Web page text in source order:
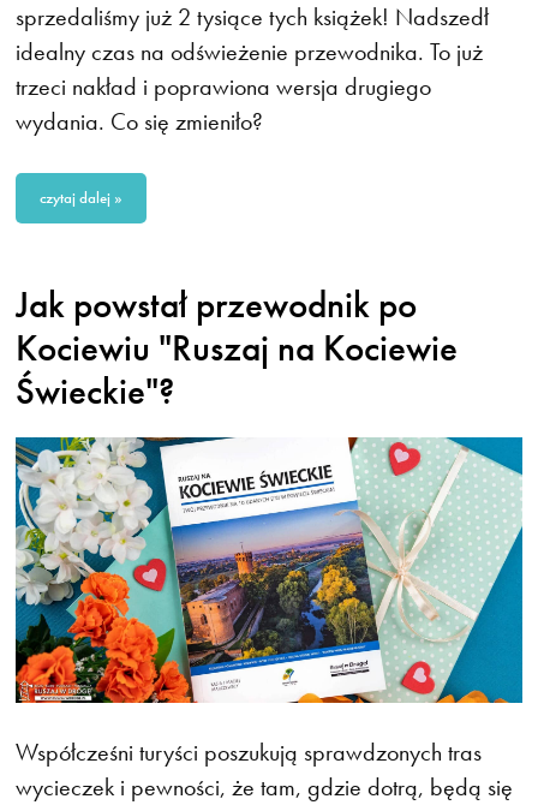
sprzedaliśmy już 2 tysiące tych książek! Nadszedł
idealny czas na odświeżenie przewodnika. To już
trzeci nakład i poprawiona wersja drugiego
wydania. Co się zmieniło?
czytaj dalej »
Jak powstał przewodnik po
Kociewiu "Ruszaj na Kociewie
Świeckie"?
Współcześni turyści poszukują sprawdzonych tras
wycieczek i pewności, że tam, gdzie dotrą, będą się